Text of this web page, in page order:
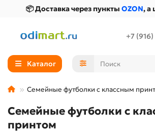
📦 Доставка через пункты OZON, а
+7
Каталог
Семейные футболки с классным
Семейные футболки с
принтом